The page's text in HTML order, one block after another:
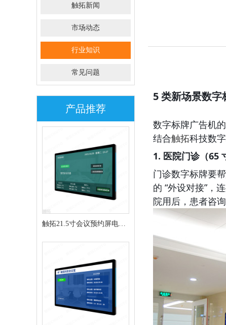
触拓新闻
市场动态
行业知识
常见问题
产品推荐
触拓21.5寸会议预约屏电子
门牌CT215H
5 类新场景数字
数字标牌广告机
结合触拓科技数
1. 医院门诊（65
门诊数字标牌要
的 “外设对接”，
院用后，患者咨